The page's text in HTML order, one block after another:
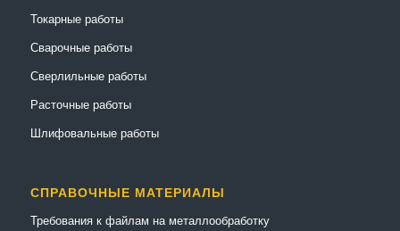
Токарные работы
Сварочные работы
Сверлильные работы
Расточные работы
Шлифовальные работы
СПРАВОЧНЫЕ МАТЕРИАЛЫ
Требования к файлам на металлообработку